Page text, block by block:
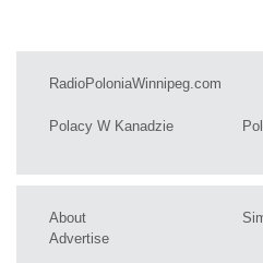
RadioPoloniaWinnipeg.com
Polacy W Kanadzie
About
Advertise